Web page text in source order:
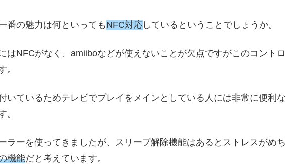
番の魅力は何といっても NFC対応 しているということでしょうか。
はNFCがなく、amiiboなどが使えないことが欠点ですがこのコントロ
。
いているためテレビでプレイをメインとしている人には非常に便利な
。
ラーを使ってきましたが、スリープ解除機能はあるとストレスがめち
機能だと考えています。